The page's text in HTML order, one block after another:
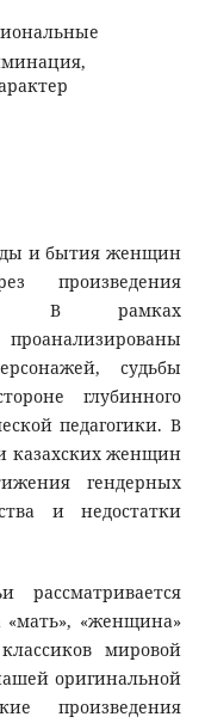
и бытия женщин
произведения
В рамках
судьбы
глубинного
педагогики. В
казахских женщин
гендерных
и недостатки
рассматривается
«мать», «женщина»
мировой
оригинальной
произведения